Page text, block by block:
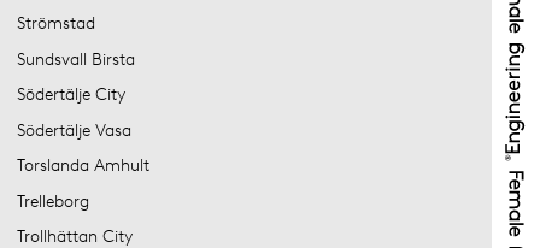
Strömstad
Sundsvall Birsta
Södertälje City
Södertälje Vasa
Torslanda Amhult
Trelleborg
Trollhättan City